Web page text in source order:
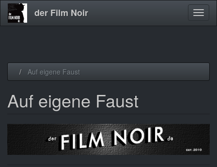
der Film Noir
Auf eigene Faust
Auf eigene Faust